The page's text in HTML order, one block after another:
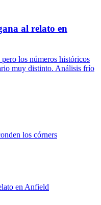
al relato en
los números históricos
muy distinto. Análisis frío
los córners
en Anfield